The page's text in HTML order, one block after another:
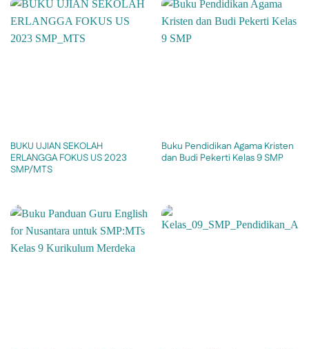
BUKU UJIAN SEKOLAH
ERLANGGA FOKUS US 2023
SMP/MTS
Buku Pendidikan Agama Kristen
dan Budi Pekerti Kelas 9 SMP